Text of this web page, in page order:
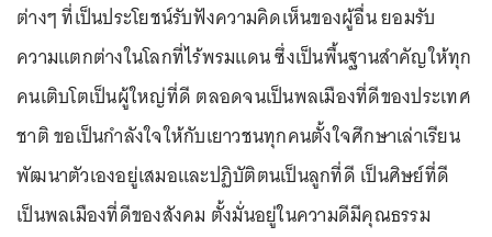
ต่างๆ ที่เป็นประโยชน์รับฟังความคิดเห็นของผู้อื่น ยอมรับ
ความแตกต่างในโลกที่ไร้พรมแดน ซึ่งเป็นพื้นฐานสำคัญให้ทุก
คนเติบโตเป็นผู้ใหญ่ที่ดี ตลอดจนเป็นพลเมืองที่ดีของประเทศ
ชาติ ขอเป็นกำลังใจให้กับเยาวชนทุกคนตั้งใจศึกษาเล่าเรียน
พัฒนาตัวเองอยู่เสมอและปฏิบัติตนเป็นลูกที่ดี เป็นศิษย์ที่ดี
เป็นพลเมืองที่ดีของสังคม ตั้งมั่นอยู่ในความดีมีคุณธรรม